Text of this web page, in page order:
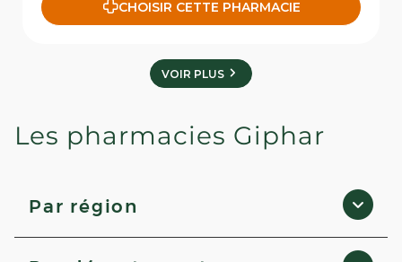
CHOISIR CETTE PHARMACIE
VOIR PLUS
Les pharmacies Giphar
Par région